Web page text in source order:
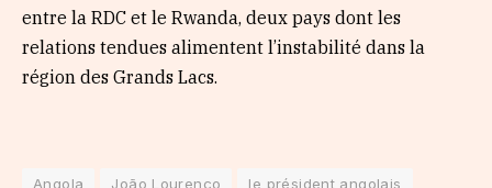
entre la RDC et le Rwanda, deux pays dont les
relations tendues alimentent l’instabilité dans la
région des Grands Lacs.
Angola João Lourenço
le président angolais